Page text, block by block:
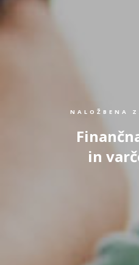
NALOŽBENA
in